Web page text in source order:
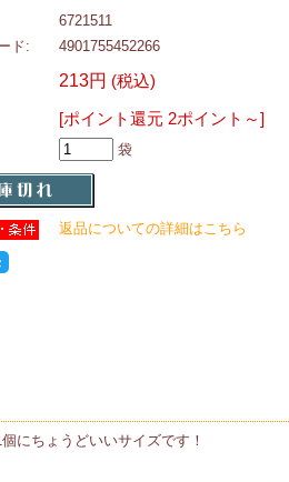
6721511
ド:
4901755452266
213円 (税込)
[ポイント還元 2ポイント～]
袋
返品についての詳細はこちら
にちょうどいいサイズです！